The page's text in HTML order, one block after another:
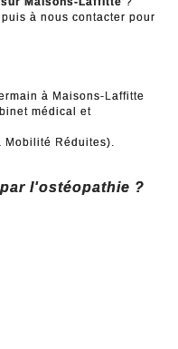
à nous contacter pour
à Maisons-Laffitte
médical et
Mobilité Réduites).
l'ostéopathie ?